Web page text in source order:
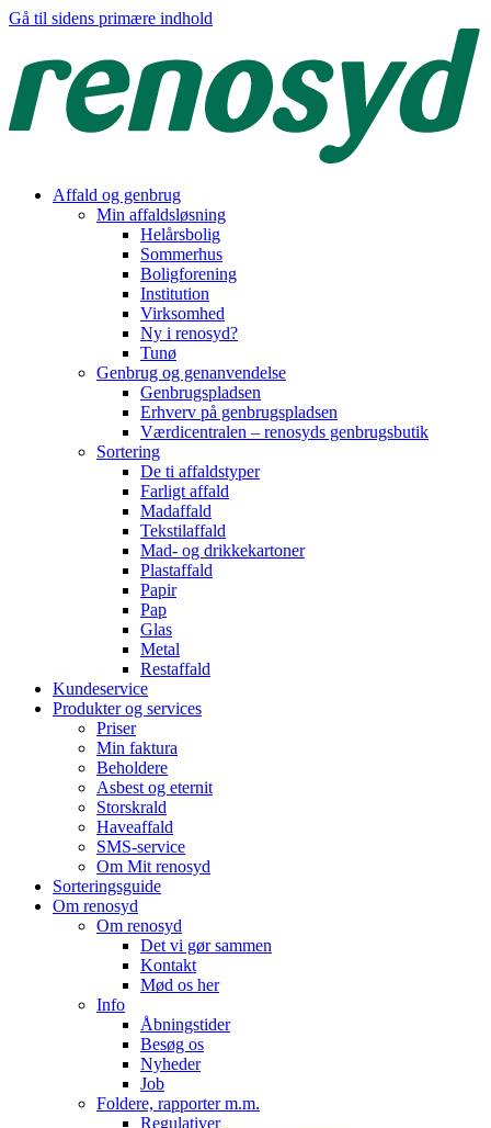
Gå til sidens primære indhold
Affald og genbrug
Min affaldsløsning
Helårsbolig
Sommerhus
Boligforening
Institution
Virksomhed
Ny i renosyd?
Tunø
Genbrug og genanvendelse
Genbrugspladsen
Erhverv på genbrugspladsen
Værdicentralen – renosyds genbrugsbutik
Sortering
De ti affaldstyper
Farligt affald
Madaffald
Tekstilaffald
Mad- og drikkekartoner
Plastaffald
Papir
Pap
Glas
Metal
Restaffald
Kundeservice
Produkter og services
Priser
Min faktura
Beholdere
Asbest og eternit
Storskrald
Haveaffald
SMS-service
Om Mit renosyd
Sorteringsguide
Om renosyd
Om renosyd
Det vi gør sammen
Kontakt
Mød os her
Info
Åbningstider
Besøg os
Nyheder
Job
Foldere, rapporter m.m.
Regulativer